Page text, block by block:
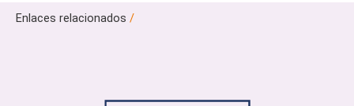
Enlaces relacionados /